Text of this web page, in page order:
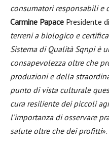
consumatori responsabili e
Carmine Papace Presidente
terreni a biologico e
Sistema di Qualità Sqnpi è
consapevolezza oltre che
produzioni e della
punto di vista culturale
cura resiliente dei piccoli
l’importanza di osservare
salute oltre che dei profitti».